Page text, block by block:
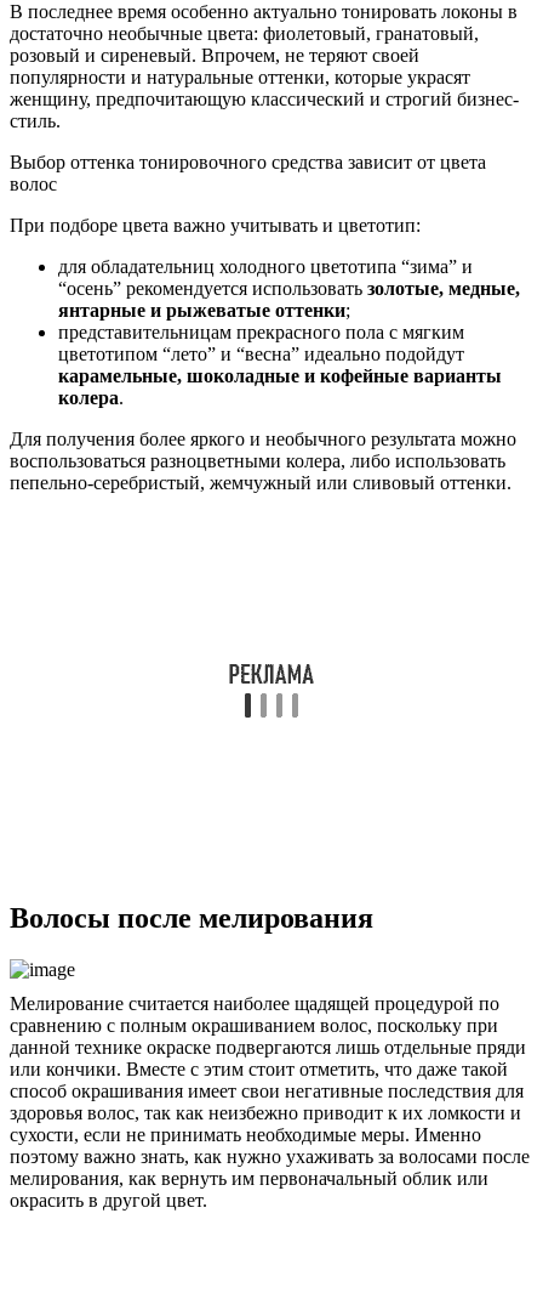
В последнее время особенно актуально тонировать локоны в
достаточно необычные цвета: фиолетовый, гранатовый,
розовый и сиреневый. Впрочем, не теряют своей
популярности и натуральные оттенки, которые украсят
женщину, предпочитающую классический и строгий бизнес-
стиль.
Выбор оттенка тонировочного средства зависит от цвета
волос
При подборе цвета важно учитывать и цветотип:
для обладательниц холодного цветотипа “зима” и
“осень” рекомендуется использовать золотые, медные,
янтарные и рыжеватые оттенки;
представительницам прекрасного пола с мягким
цветотипом “лето” и “весна” идеально подойдут
карамельные, шоколадные и кофейные варианты
колера.
Для получения более яркого и необычного результата можно
воспользоваться разноцветными колера, либо использовать
пепельно-серебристый, жемчужный или сливовый оттенки.
Волосы после мелирования
Мелирование считается наиболее щадящей процедурой по
сравнению с полным окрашиванием волос, поскольку при
данной технике окраске подвергаются лишь отдельные пряди
или кончики. Вместе с этим стоит отметить, что даже такой
способ окрашивания имеет свои негативные последствия для
здоровья волос, так как неизбежно приводит к их ломкости и
сухости, если не принимать необходимые меры. Именно
поэтому важно знать, как нужно ухаживать за волосами после
мелирования, как вернуть им первоначальный облик или
окрасить в другой цвет.